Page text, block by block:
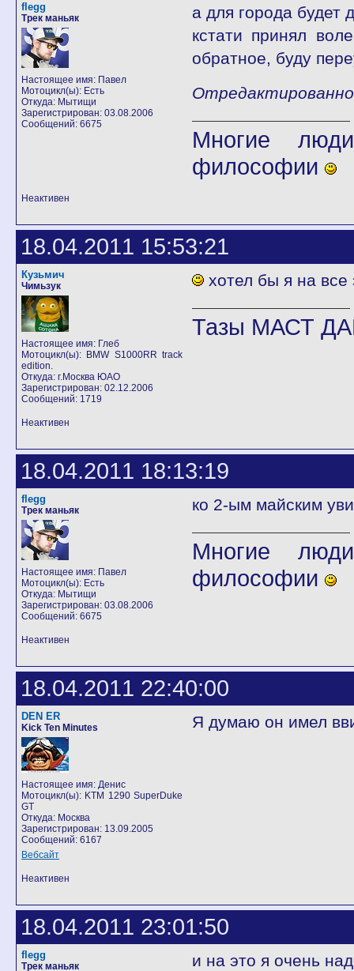
flegg
Трек маньяк
Настоящее имя: Павел
Мотоцикл(ы): Есть
Откуда: Мытищи
Зарегистрирован: 03.08.2006
Сообщений: 6675
а для города будет
кстати принял
обратное, буду
Многие
философии
Неактивен
18.04.2011 15:53:21
Кузьмич
Чимьзук
Настоящее имя: Глеб
Мотоцикл(ы): BMW S1000RR track
edition.
Откуда: г.Москва ЮАО
Зарегистрирован: 02.12.2006
Сообщений: 1719
хотел бы я на все
Тазы МАСТ
Неактивен
18.04.2011 18:13:19
flegg
Трек маньяк
Настоящее имя: Павел
Мотоцикл(ы): Есть
Откуда: Мытищи
Зарегистрирован: 03.08.2006
Сообщений: 6675
ко 2-ым майским
Многие
философии
Неактивен
18.04.2011 22:40:00
DEN ER
Kick Ten Minutes
Настоящее имя: Денис
Мотоцикл(ы): KTM 1290 SuperDuke
GT
Откуда: Москва
Зарегистрирован: 13.09.2005
Сообщений: 6167
Вебсайт
Я думаю он имел
Неактивен
18.04.2011 23:01:50
flegg
Трек маньяк и на это я очень